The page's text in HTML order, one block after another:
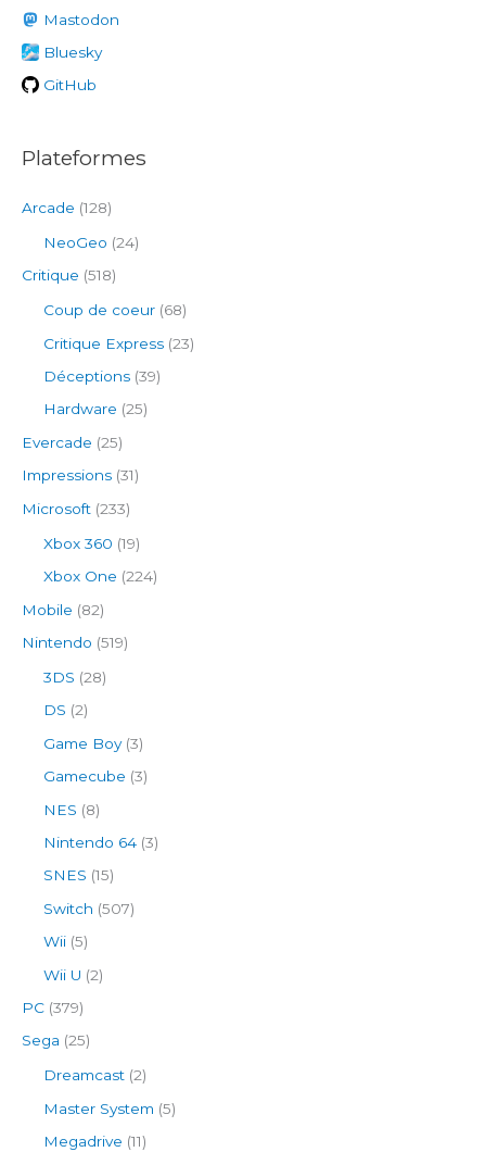
h
e
r
Mastodon
Bluesky
GitHub
Plateformes
Arcade (128)
NeoGeo (24)
Critique (518)
Coup de coeur (68)
Critique Express (23)
Déceptions (39)
Hardware (25)
Evercade (25)
Impressions (31)
Microsoft (233)
Xbox 360 (19)
Xbox One (224)
Mobile (82)
Nintendo (519)
3DS (28)
DS (2)
Game Boy(3)
Gamecube (3)
NES (8)
Nintendo 64 (3)
SNES (15)
Switch (507)
Wii (5)
Wii U (2)
PC (379)
Sega (25)
Dreamcast (2)
Master System (5)
Megadrive (11)